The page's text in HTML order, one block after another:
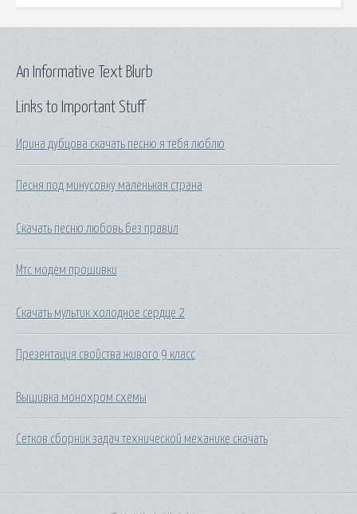
Links to Important Stuff
Ирина дубцова скачать песню я тебя люблю
Песня под минусовку маленькая страна
Скачать песню любовь без правил
Мтс модем прошивки
Скачать мультик холодное сердце 2
Презентация свойства живого 9 класс
Вышивка монохром схемы
Сетков сборник задач технической механике скачать
An Informative Text Blurb